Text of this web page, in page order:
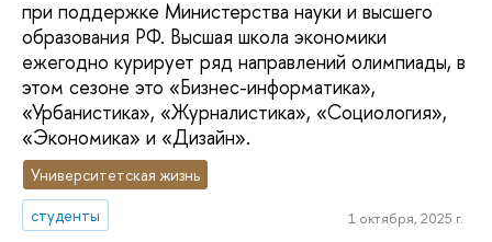
при поддержке Министерства науки и высшего
образования РФ. Высшая школа экономики
ежегодно курирует ряд направлений олимпиады, в
этом сезоне это «Бизнес-информатика»,
«Урбанистика», «Журналистика», «Социология»,
«Экономика» и «Дизайн».
Университетская жизнь
студенты
1 октября, 2025 г.